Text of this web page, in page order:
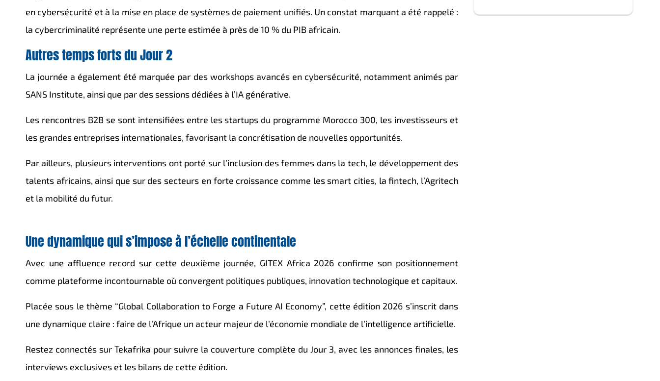
en cybersécurité et à la mise en place de systèmes de paiement unifiés. Un constat marquant a été rappelé :
la cybercriminalité représente une perte estimée à près de 10 % du PIB africain.
Autres temps forts du Jour 2
La journée a également été marquée par des workshops avancés en cybersécurité, notamment animés par
SANS Institute, ainsi que par des sessions dédiées à l’IA générative.
Les rencontres B2B se sont intensifiées entre les startups du programme Morocco 300, les investisseurs et
les grandes entreprises internationales, favorisant la concrétisation de nouvelles opportunités.
Par ailleurs, plusieurs interventions ont porté sur l’inclusion des femmes dans la tech, le développement des
talents africains, ainsi que sur des secteurs en forte croissance comme les smart cities, la fintech, l’Agritech
et la mobilité du futur.
Une dynamique qui s’impose à l’échelle continentale
Avec une affluence record sur cette deuxième journée, GITEX Africa 2026 confirme son positionnement
comme plateforme incontournable où convergent politiques publiques, innovation technologique et capitaux.
Placée sous le thème “Global Collaboration to Forge a Future AI Economy”, cette édition 2026 s’inscrit dans
une dynamique claire : faire de l’Afrique un acteur majeur de l’économie mondiale de l’intelligence artificielle.
Restez connectés sur Tekafrika pour suivre la couverture complète du Jour 3, avec les annonces finales, les
interviews exclusives et les bilans de cette édition.